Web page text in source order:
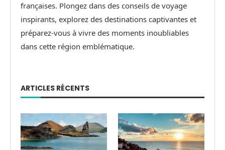
françaises. Plongez dans des conseils de voyage
inspirants, explorez des destinations captivantes et
préparez-vous à vivre des moments inoubliables
dans cette région emblématique.
ARTICLES RÉCENTS